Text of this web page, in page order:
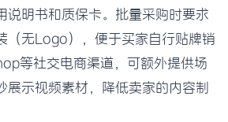
说明书和质保卡。批量采购时要求
（无Logo），便于买家自行贴牌销
等社交电商渠道，可额外提供场
展示视频素材，降低卖家的内容制